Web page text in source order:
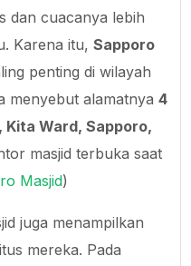
dan cuacanya lebih
Karena itu,Sapporo
penting di wilayah
menyebut alamatnya4
Kita Ward, Sapporo,
masjid terbuka saat
Masjid)
juga menampilkan
mereka. Pada